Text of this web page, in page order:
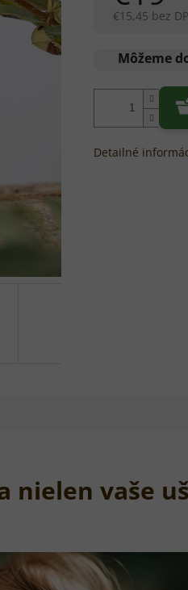
€15,45 bez
cena:
Môžeme
Detailné
nielen vaše